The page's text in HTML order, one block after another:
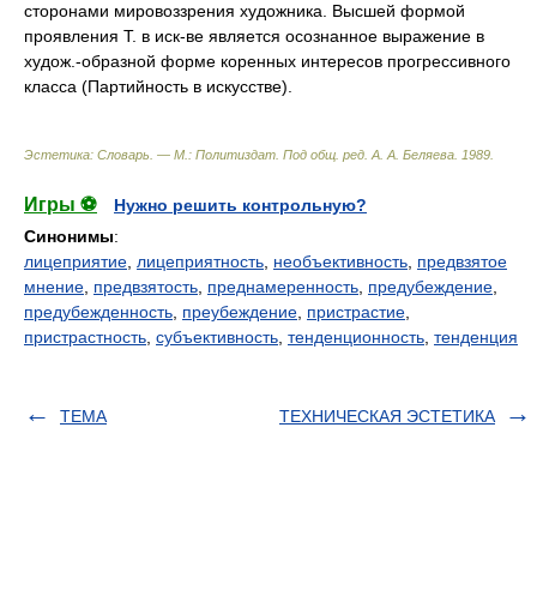
сторонами мировоззрения художника. Высшей формой
проявления Т. в иск-ве является осознанное выражение в
худож.-образной форме коренных интересов прогрессивного
класса (Партийность в искусстве).
Эстетика: Словарь. — М.: Политиздат Под общ. ред. А. А. Беляева 1989
Игры ⚽
Нужно решить контрольную?
Синонимы:
лицеприятие лицеприятность необъективность предвзятое
мнение предвзятость преднамеренность предубеждение
предубежденность преубеждение пристрастие
пристрастность субъективность тенденционность тенденция
ТЕМА ТЕХНИЧЕСКАЯ ЭСТЕТИКА